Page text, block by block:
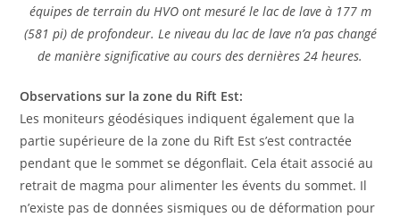
équipes de terrain du HVO ont mesuré le lac de lave à 177 m
(581 pi) de profondeur. Le niveau du lac de lave n’a pas changé
de manière significative au cours des dernières 24 heures.
Observations sur la zone du Rift Est:
Les moniteurs géodésiques indiquent également que la
partie supérieure de la zone du Rift Est s’est contractée
pendant que le sommet se dégonflait. Cela était associé au
retrait de magma pour alimenter les évents du sommet. Il
n’existe pas de données sismiques ou de déformation pour